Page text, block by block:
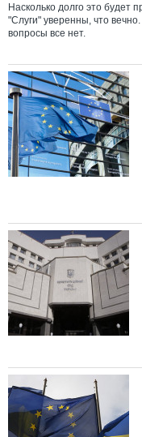
Насколько долго это будет
"Слуги" уверенны, что
вопросы все нет.